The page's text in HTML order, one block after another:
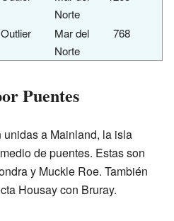
Norte
Outlier
Mar del
Norte
768
Puentes
a Mainland, la isla
de puentes. Estas son
y Muckle Roe. También
Housay con Bruray.